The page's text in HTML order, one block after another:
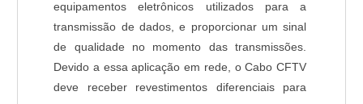
equipamentos eletrônicos utilizados para a
transmissão de dados, e proporcionar um sinal
de qualidade no momento das transmissões.
Devido a essa aplicação em rede, o Cabo CFTV
deve receber revestimentos diferenciais para